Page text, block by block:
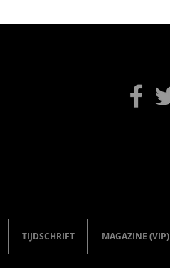
TIJDSCHRIFT MAGAZINE (VIP)